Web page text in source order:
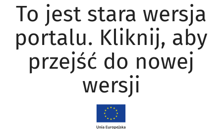
To jest stara wersja
portalu. Kliknij, aby
przejść do nowej
wersji